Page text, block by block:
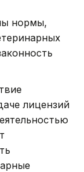
нормы,
лицензий